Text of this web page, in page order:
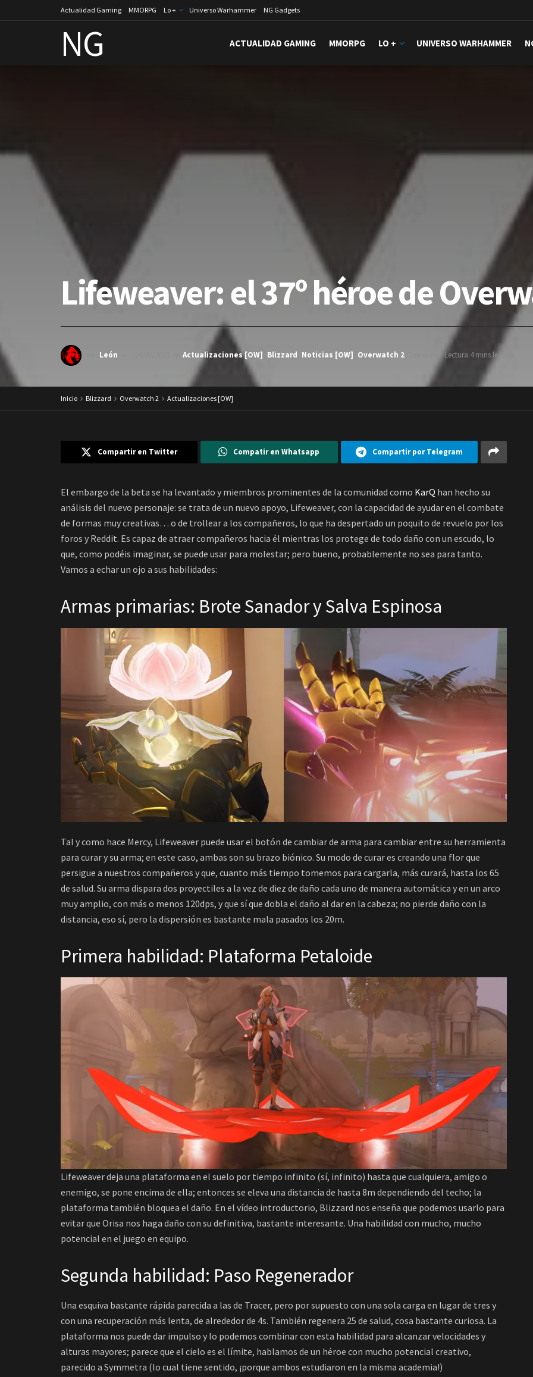
Actualidad Gaming MMORPG Lo + Universo Warhammer NG Gadgets
NG ACTUALIDAD GAMING MMORPG LO + UNIVERSO WARHAMMER
Lifeweaver: el 37º héroe de
León Actualizaciones [OW] Blizzard Noticias [OW] Overwatch 2 Tiempo de Lectura:4 mins lectura
Inicio Blizzard Overwatch 2 Actualizaciones [OW]
Compartir en Twitter Compatir en Whatsapp Compartir por Telegram
El embargo de la beta se ha levantado y miembros prominentes de la comunidad como KarQ han hecho su
análisis del nuevo personaje: se trata de un nuevo apoyo, Lifeweaver, con la capacidad de ayudar en el combate
de formas muy creativas… o de trollear a los compañeros, lo que ha despertado un poquito de revuelo por los
foros y Reddit. Es capaz de atraer compañeros hacia él mientras los protege de todo daño con un escudo, lo
que, como podéis imaginar, se puede usar para molestar; pero bueno, probablemente no sea para tanto.
Vamos a echar un ojo a sus habilidades:
Armas primarias: Brote Sanador y Salva Espinosa
Tal y como hace Mercy, Lifeweaver puede usar el botón de cambiar de arma para cambiar entre su herramienta
para curar y su arma; en este caso, ambas son su brazo biónico. Su modo de curar es creando una flor que
persigue a nuestros compañeros y que, cuanto más tiempo tomemos para cargarla, más curará, hasta los 65
de salud. Su arma dispara dos proyectiles a la vez de diez de daño cada uno de manera automática y en un arco
muy amplio, con más o menos 120dps, y que sí que dobla el daño al dar en la cabeza; no pierde daño con la
distancia, eso sí, pero la dispersión es bastante mala pasados los 20m.
Primera habilidad: Plataforma Petaloide
Lifeweaver deja una plataforma en el suelo por tiempo infinito (sí, infinito) hasta que cualquiera, amigo o
enemigo, se pone encima de ella; entonces se eleva una distancia de hasta 8m dependiendo del techo; la
plataforma también bloquea el daño. En el vídeo introductorio, Blizzard nos enseña que podemos usarlo para
evitar que Orisa nos haga daño con su definitiva, bastante interesante. Una habilidad con mucho, mucho
potencial en el juego en equipo.
Segunda habilidad: Paso Regenerador
Una esquiva bastante rápida parecida a las de Tracer, pero por supuesto con una sola carga en lugar de tres y
con una recuperación más lenta, de alrededor de 4s. También regenera 25 de salud, cosa bastante curiosa. La
plataforma nos puede dar impulso y lo podemos combinar con esta habilidad para alcanzar velocidades y
alturas mayores; parece que el cielo es el límite, hablamos de un héroe con mucho potencial creativo,
parecido a Symmetra (lo cual tiene sentido, ¡porque ambos estudiaron en la misma academia!)